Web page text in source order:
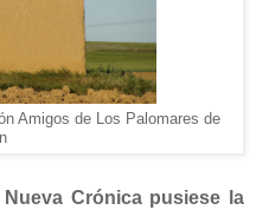
Amigos de Los Palomares de
Crónica pusiese la